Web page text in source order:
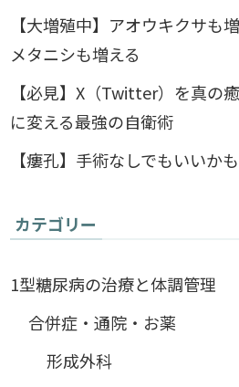
【大増殖中】アオウキクサも
メタニシも増える
【必見】X（Twitter）を真の
に変える最強の自衛術
【瘻孔】手術なしでもいいかも
カテゴリー
1型糖尿病の治療と体調管理
合併症・通院・お薬
形成外科